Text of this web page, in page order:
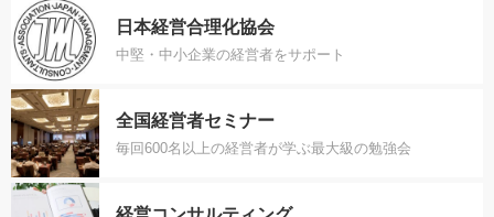
日本経営合理化協会
中堅・中小企業の経営者をサポート
全国経営者セミナー
毎回600名以上の経営者が学ぶ最大級の勉強会